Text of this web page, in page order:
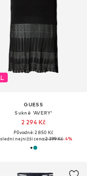
GUESS
Sukně 'AVERY'
2 294 Kč
Původně: 2 850 Kč
nejnižší cena:2 399 Kč-4%